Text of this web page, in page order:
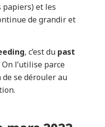
papiers) et les
de grandir et
, c’est du past
On l’utilise parce
de se dérouler au